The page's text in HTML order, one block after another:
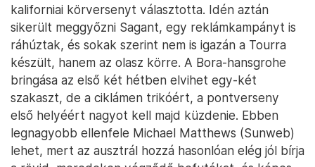
kaliforniai körversenyt választotta. Idén aztán
sikerült meggyőzni Sagant, egy reklámkampányt is
ráhúztak, és sokak szerint nem is igazán a Tourra
készült, hanem az olasz körre. A Bora-hansgrohe
bringása az első két hétben elvihet egy-két
szakaszt, de a ciklámen trikóért, a pontverseny
első helyéért nagyot kell majd küzdenie. Ebben
legnagyobb ellenfele Michael Matthews (Sunweb)
lehet, mert az ausztrál hozzá hasonlóan elég jól bírja